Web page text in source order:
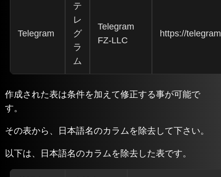
Telegram
テ
レ
グ
ラ
ム
Telegram
FZ-LLC
https://
作成された表は条件を加えて修正する事が可能で
す。
その表から、日本語名のカラムを除去して下さい。
以下は、日本語名のカラムを除去した表です。